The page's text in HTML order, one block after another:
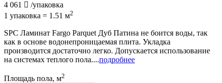
4 061
/упаковка
1 упаковка = 1.51 м2
SPC Ламинат Fargo Parquet Дуб Патина не боится воды, так
как в основе водонепроницаемая плита. Укладка
производится достаточно легко. Допускается использование
на системах теплого пола....подробнее
Площадь пола, м2